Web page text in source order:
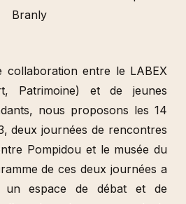
Branly
collaboration entre le LABEX
Patrimoine) et de jeunes
nous proposons les 14
deux journées de rencontres
Pompidou et le musée du
de ces deux journées a
un espace de débat et de